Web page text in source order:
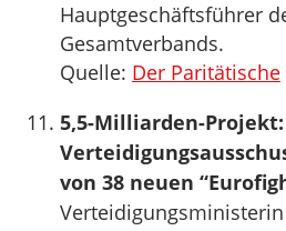
Hauptgeschäftsführer
Gesamtverbands.
Quelle: Der Paritätische
5,5-Milliarden-Projekt:
von 38 neuen